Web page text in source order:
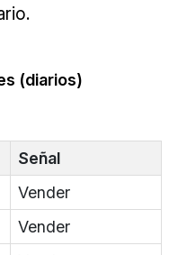
(diarios)
Señal
Vender
Vender